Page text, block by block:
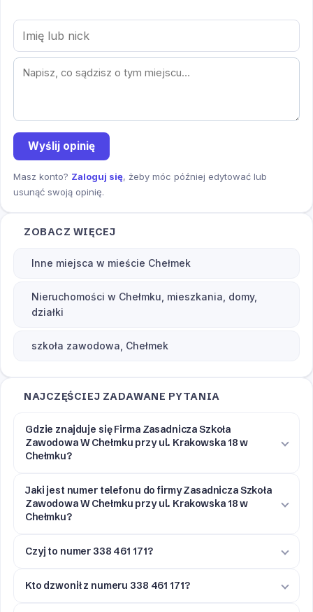
Wyślij opinię
Masz konto? Zaloguj się, żeby móc później edytować lub
usunąć swoją opinię.
ZOBACZ WIĘCEJ
Inne miejsca w mieście Chełmek
Nieruchomości w Chełmku, mieszkania, domy,
działki
szkoła zawodowa, Chełmek
NAJCZĘŚCIEJ ZADAWANE PYTANIA
Gdzie znajduje się Firma Zasadnicza Szkoła
Zawodowa W Chełmku przy ul. Krakowska 18 w
Chełmku?
Jaki jest numer telefonu do firmy Zasadnicza Szkoła
Zawodowa W Chełmku przy ul. Krakowska 18 w
Chełmku?
Czyj to numer 338 461 171?
Kto dzwonił z numeru 338 461 171?